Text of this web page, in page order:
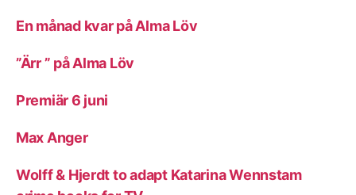
En månad kvar på Alma Löv
”Ärr ” på Alma Löv
Premiär 6 juni
Max Anger
Wolff & Hjerdt to adapt Katarina Wennstam